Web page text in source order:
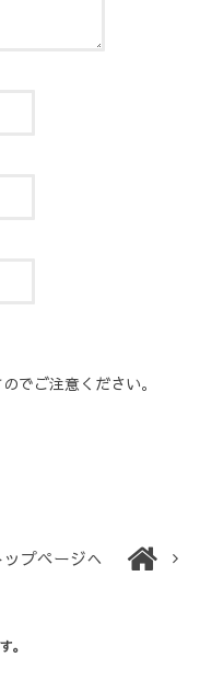
でご注意ください。
ップページへ
。